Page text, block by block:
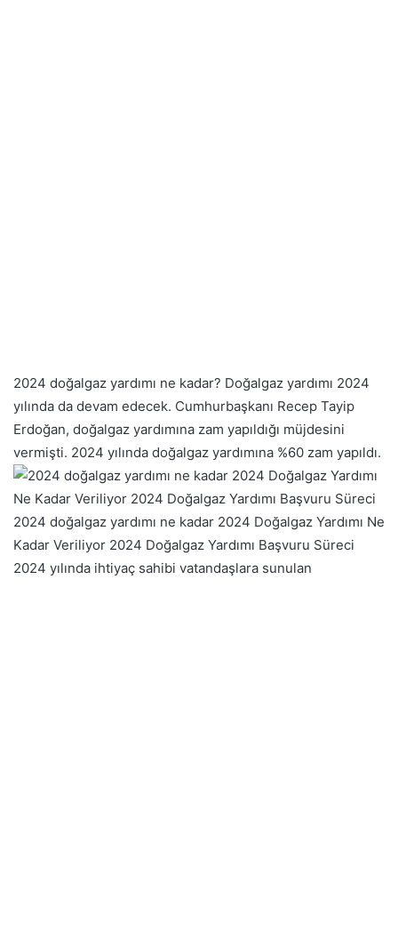
2024 doğalgaz yardımı ne kadar? Doğalgaz yardımı 2024
yılında da devam edecek. Cumhurbaşkanı Recep Tayip
Erdoğan, doğalgaz yardımına zam yapıldığı müjdesini
vermişti. 2024 yılında doğalgaz yardımına %60 zam yapıldı.
2024 doğalgaz yardımı ne kadar 2024 Doğalgaz Yardımı Ne
Kadar Veriliyor 2024 Doğalgaz Yardımı Başvuru Süreci
2024 yılında ihtiyaç sahibi vatandaşlara sunulan